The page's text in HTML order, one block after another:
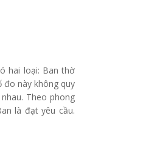
hai loại: Ban thờ
đo này không quy
Theo phong
là đạt yêu cầu.